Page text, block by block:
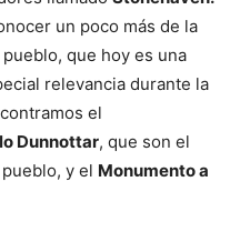
un poco más de la
que hoy es una
relevancia durante la
el
Dunnottar, que son el
y el Monumento a